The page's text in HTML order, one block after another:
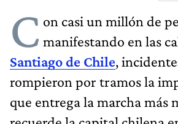
C on casi un millón de
manifestando en las
Santiago de Chile,
rompieron por tramos la
que entrega la marcha más